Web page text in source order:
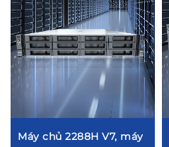
Máy chủ 2288H V7, máy